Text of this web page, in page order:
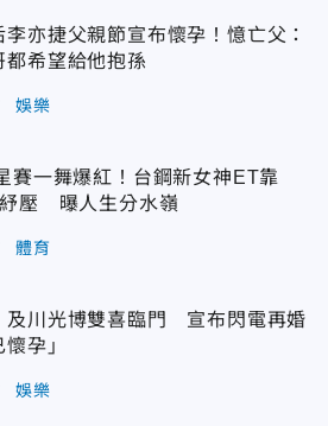
李亦捷父親節宣布懷孕！憶亡父：
都希望給他抱孫
娛樂
賽一舞爆紅！台鋼新女神ET靠
紓壓 曝人生分水嶺
體育
及川光博雙喜臨門 宣布閃電再婚
懷孕」
娛樂